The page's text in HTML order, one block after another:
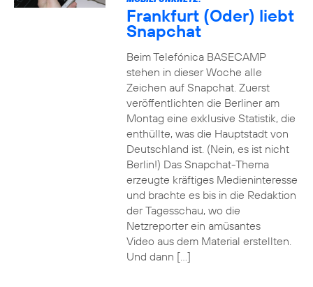
Frankfurt (Oder) liebt
Snapchat
Beim Telefónica BASECAMP
stehen in dieser Woche alle
Zeichen auf Snapchat. Zuerst
veröffentlichten die Berliner am
Montag eine exklusive Statistik, die
enthüllte, was die Hauptstadt von
Deutschland ist. (Nein, es ist nicht
Berlin!) Das Snapchat-Thema
erzeugte kräftiges Medieninteresse
und brachte es bis in die Redaktion
der Tagesschau, wo die
Netzreporter ein amüsantes
Video aus dem Material erstellten.
Und dann […]